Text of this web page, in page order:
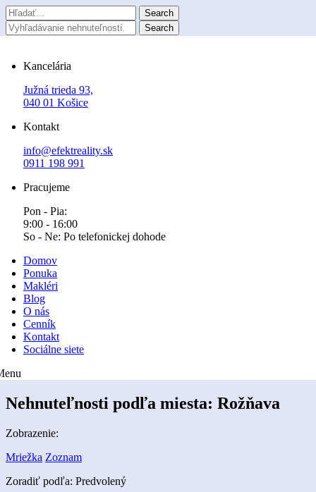
Kancelária
Južná trieda 93,
040 01 Košice
Kontakt
info@efektreality.sk
0911 198 991
Pracujeme
Pon - Pia:
9:00 - 16:00
So - Ne: Po telefonickej dohode
Domov
Ponuka
Makléri
Blog
O nás
Cenník
Kontakt
Sociálne siete
Nehnuteľnosti podľa miesta: Rožňava
Zobrazenie:
Mriežka Zoznam
Zoradiť podľa: Predvolený